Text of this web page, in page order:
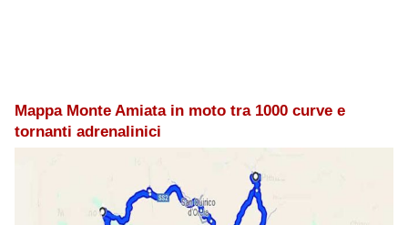
Mappa Monte Amiata in moto tra 1000 curve e
tornanti adrenalinici